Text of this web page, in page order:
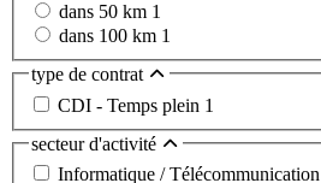
dans 50 km 1
dans 100 km 1
type de contrat
CDI - Temps plein 1
secteur d'activité
Informatique / Télécommunication